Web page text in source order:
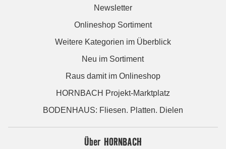
Newsletter
Onlineshop Sortiment
Weitere Kategorien im Überblick
Neu im Sortiment
Raus damit im Onlineshop
HORNBACH Projekt-Marktplatz
BODENHAUS: Fliesen. Platten. Dielen
Über HORNBACH